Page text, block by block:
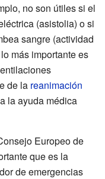
no son útiles si el
(asistolia) o si
sangre (actividad
más importante es
de la reanimación
la ayuda médica
Europeo de
que es la
de emergencias